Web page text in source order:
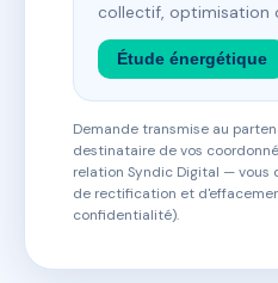
collectif, optimisation
Étude énergétique
Demande transmise au
destinataire de vos
relation Syndic Digital — vous
de rectification et
confidentialité).